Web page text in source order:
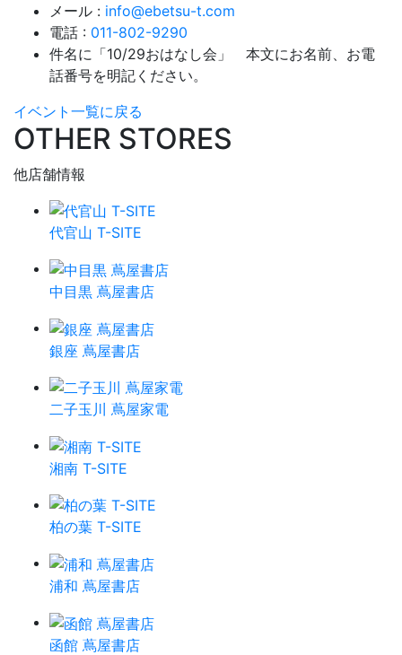
メール : info@ebetsu-t.com
電話 : 011-802-9290
件名に「10/29おはなし会」 本文にお名前、お電
話番号を明記ください。
イベント一覧に戻る
OTHER STORES
他店舗情報
代官山 T-SITE
中目黒 蔦屋書店
銀座 蔦屋書店
二子玉川 蔦屋家電
湘南 T-SITE
柏の葉 T-SITE
浦和 蔦屋書店
函館 蔦屋書店